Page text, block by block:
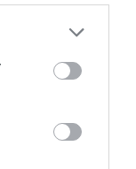
or more Google
You may click to
party tags to
in below Google